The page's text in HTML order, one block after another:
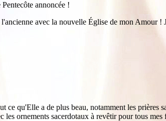
annoncée !
avec la nouvelle Église de mon Amour !
qu'Elle a de plus beau, notamment les prières
ornements sacerdotaux à revêtir pour tous mes